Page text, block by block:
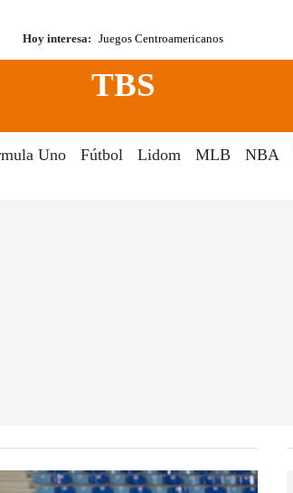
Hoy interesa: Juegos Centroamericanos
TBS
Uno Fútbol Lidom MLB NBA